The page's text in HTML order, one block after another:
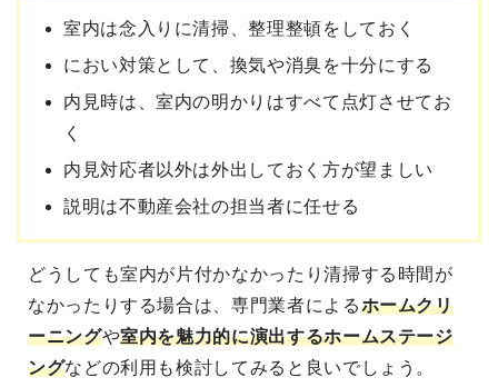
室内は念入りに清掃、整理整頓をしておく
におい対策として、換気や消臭を十分にする
内見時は、室内の明かりはすべて点灯させてお
く
内見対応者以外は外出しておく方が望ましい
説明は不動産会社の担当者に任せる
どうしても室内が片付かなかったり清掃する時間が
なかったりする場合は、専門業者によるホームクリ
ーニングや室内を魅力的に演出するホームステージ
ングなどの利用も検討してみると良いでしょう。